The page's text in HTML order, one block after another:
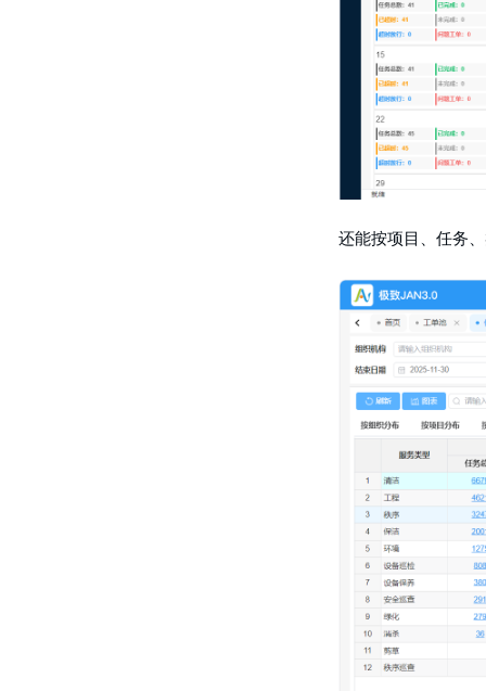
还能按项目、任务